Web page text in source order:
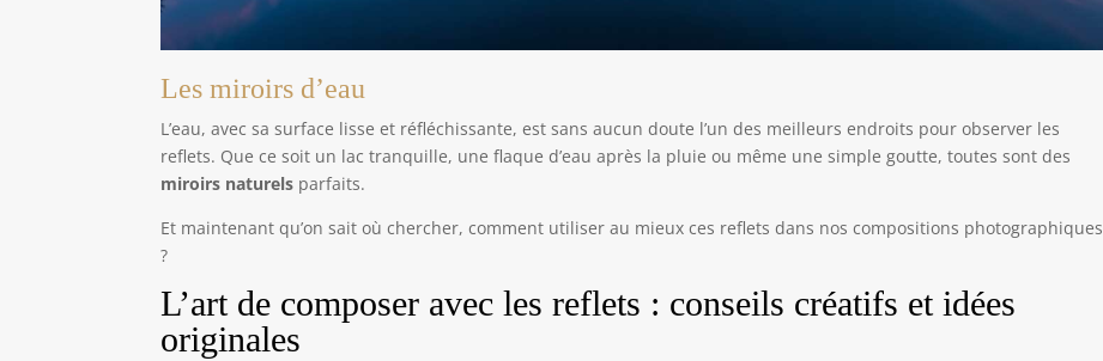
Les miroirs d’eau
L’eau, avec sa surface lisse et réfléchissante, est sans aucun doute l’un des meilleurs endroits pour observer les
reflets. Que ce soit un lac tranquille, une flaque d’eau après la pluie ou même une simple goutte, toutes sont des
miroirs naturels parfaits.
Et maintenant qu’on sait où chercher, comment utiliser au mieux ces reflets dans nos compositions photographiques
?
L’art de composer avec les reflets : conseils créatifs et idées
originales